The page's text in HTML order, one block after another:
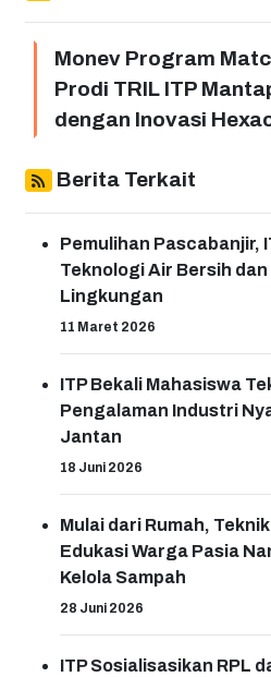
Monev Program
Prodi TRIL ITP
dengan Inovasi
Berita Terkait
Pemulihan Pascabanjir,
Teknologi Air Bersih
Lingkungan
11 Maret 2026
ITP Bekali Mahasiswa
Pengalaman Industri
Jantan
18 Juni 2026
Mulai dari Rumah,
Edukasi Warga Pasia
Kelola Sampah
28 Juni 2026
ITP Sosialisasikan RPL